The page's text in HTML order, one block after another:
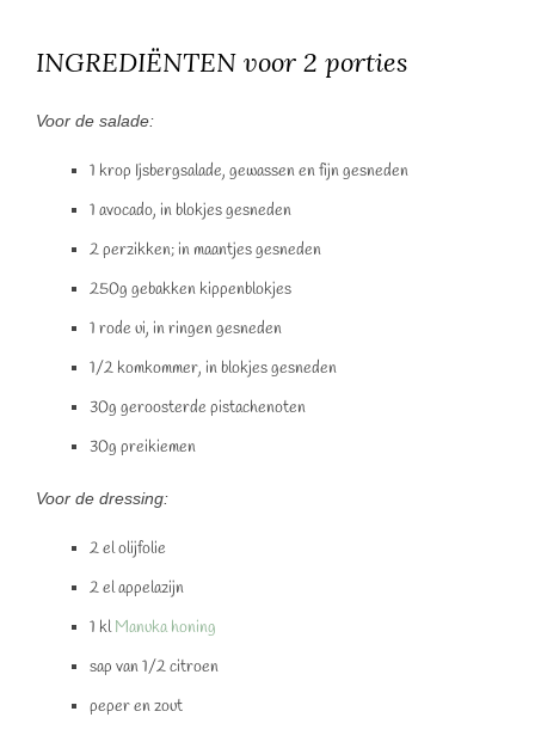
INGREDIËNTEN voor 2 porties
Voor de salade:
1 krop Ijsbergsalade, gewassen en fijn gesneden
1 avocado, in blokjes gesneden
2 perzikken; in maantjes gesneden
250g gebakken kippenblokjes
1 rode ui, in ringen gesneden
1/2 komkommer, in blokjes gesneden
30g geroosterde pistachenoten
30g preikiemen
Voor de dressing:
2 el olijfolie
2 el appelazijn
1 klManuka honing
sap van 1/2 citroen
peper en zout